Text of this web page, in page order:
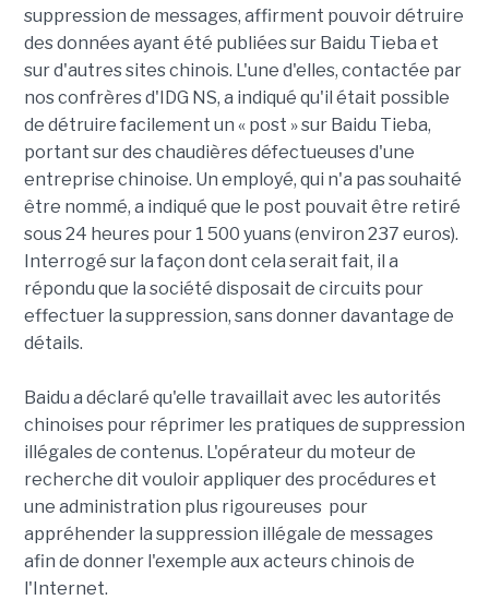
suppression de messages, affirment pouvoir détruire
des données ayant été publiées sur Baidu Tieba et
sur d'autres sites chinois. L'une d'elles, contactée par
nos confrères d'IDG NS, a indiqué qu'il était possible
de détruire facilement un « post » sur Baidu Tieba,
portant sur des chaudières défectueuses d'une
entreprise chinoise. Un employé, qui n'a pas souhaité
être nommé, a indiqué que le post pouvait être retiré
sous 24 heures pour 1 500 yuans (environ 237 euros).
Interrogé sur la façon dont cela serait fait, il a
répondu que la société disposait de circuits pour
effectuer la suppression, sans donner davantage de
détails.
Baidu a déclaré qu'elle travaillait avec les autorités
chinoises pour réprimer les pratiques de suppression
illégales de contenus. L'opérateur du moteur de
recherche dit vouloir appliquer des procédures et
une administration plus rigoureuses pour
appréhender la suppression illégale de messages
afin de donner l'exemple aux acteurs chinois de
l'Internet.